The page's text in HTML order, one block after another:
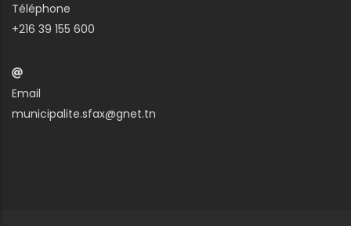
Téléphone
+216 39 155 600
Email
municipalite.sfax@gnet.tn